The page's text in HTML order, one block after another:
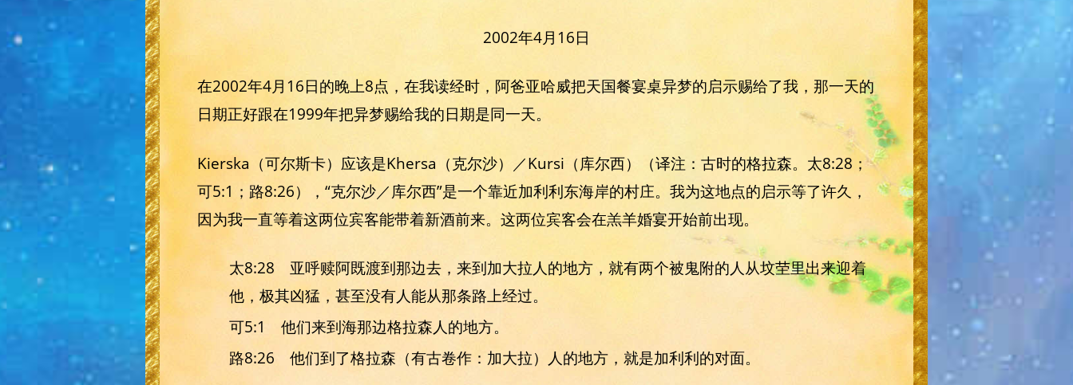
2002年4月16日
在2002年4月16日的晚上8点，在我读经时，阿爸亚哈威把天国餐宴桌异梦的启示赐给了我，那一天的
日期正好跟在1999年把异梦赐给我的日期是同一天。
Kierska（可尔斯卡）应该是Khersa（克尔沙）／Kursi（库尔西）（译注：古时的格拉森。太8:28；
可5:1；路8:26），“克尔沙／库尔西”是一个靠近加利利东海岸的村庄。我为这地点的启示等了许久，
因为我一直等着这两位宾客能带着新酒前来。这两位宾客会在羔羊婚宴开始前出现。
太8:28 亚呼赎阿既渡到那边去，来到加大拉人的地方，就有两个被鬼附的人从坟茔里出来迎着
他，极其凶猛，甚至没有人能从那条路上经过。
可5:1 他们来到海那边格拉森人的地方。
路8:26 他们到了格拉森（有古卷作：加大拉）人的地方，就是加利利的对面。